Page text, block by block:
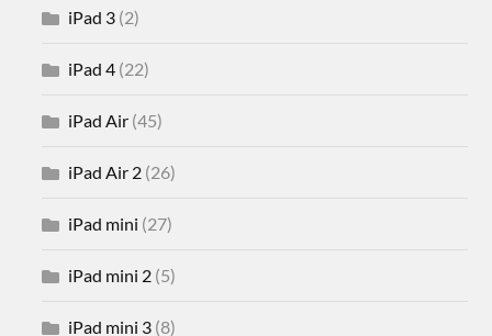
iPad 3 (2)
iPad 4 (22)
iPad Air (45)
iPad Air 2 (26)
iPad mini (27)
iPad mini 2 (5)
iPad mini 3 (8)